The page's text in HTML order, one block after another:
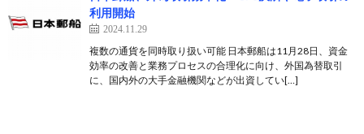
利用開始
2024.11.29
複数の通貨を同時取り扱い可能 日本郵船は11月28日、資金
効率の改善と業務プロセスの合理化に向け、外国為替取引
に、国内外の大手金融機関などが出資してい[…]